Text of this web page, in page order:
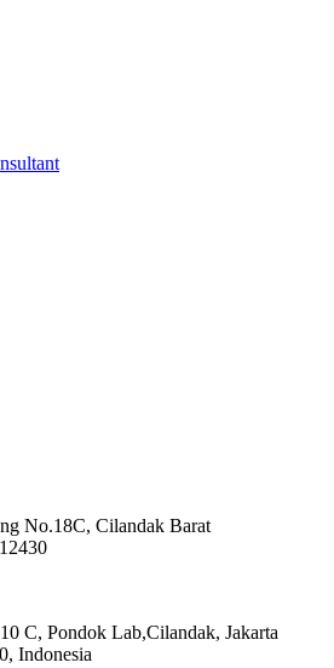
No.18C, Cilandak Barat
C, Pondok Lab,Cilandak, Jakarta
Indonesia